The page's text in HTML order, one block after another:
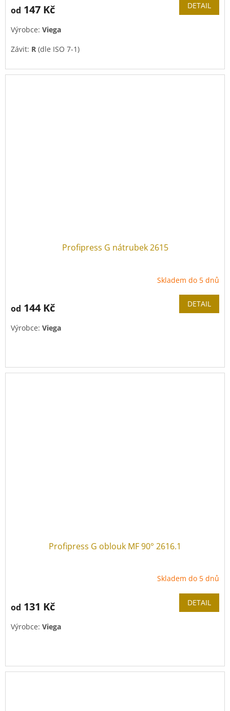
od 147 Kč DETAIL
Výrobce: Viega
Závit: R (dle ISO 7-1)
Profipress G nátrubek 2615
Skladem do 5 dnů
od 144 Kč DETAIL
Výrobce: Viega
Profipress G oblouk MF 90° 2616.1
Skladem do 5 dnů
od 131 Kč DETAIL
Výrobce: Viega